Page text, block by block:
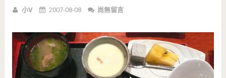
小V 2007-08-08 尚無留言